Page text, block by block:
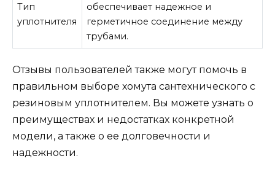
Тип
уплотнителя
обеспечивает надежное и
герметичное соединение между
трубами.
Отзывы пользователей также могут помочь в
правильном выборе хомута сантехнического с
резиновым уплотнителем. Вы можете узнать о
преимуществах и недостатках конкретной
модели, а также о ее долговечности и
надежности.